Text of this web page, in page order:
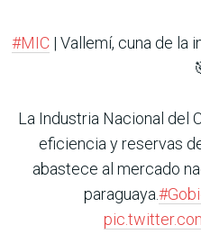
#MIC| Vallemí, cuna de la
La Industria Nacional del
eficiencia y reservas
abastece al mercado
paraguaya.